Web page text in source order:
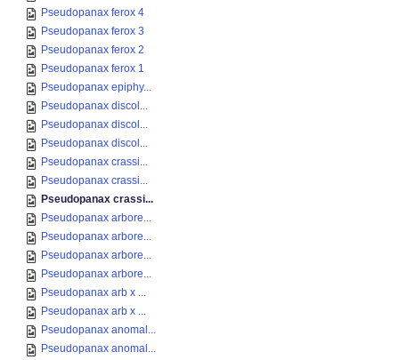
Pseudopanax ferox 4
Pseudopanax ferox 3
Pseudopanax ferox 2
Pseudopanax ferox 1
Pseudopanax epiphy...
Pseudopanax discol...
Pseudopanax discol...
Pseudopanax discol...
Pseudopanax crassi...
Pseudopanax crassi...
Pseudopanax crassi...
Pseudopanax arbore...
Pseudopanax arbore...
Pseudopanax arbore...
Pseudopanax arbore...
Pseudopanax arb x ...
Pseudopanax arb x ...
Pseudopanax anomal...
Pseudopanax anomal...